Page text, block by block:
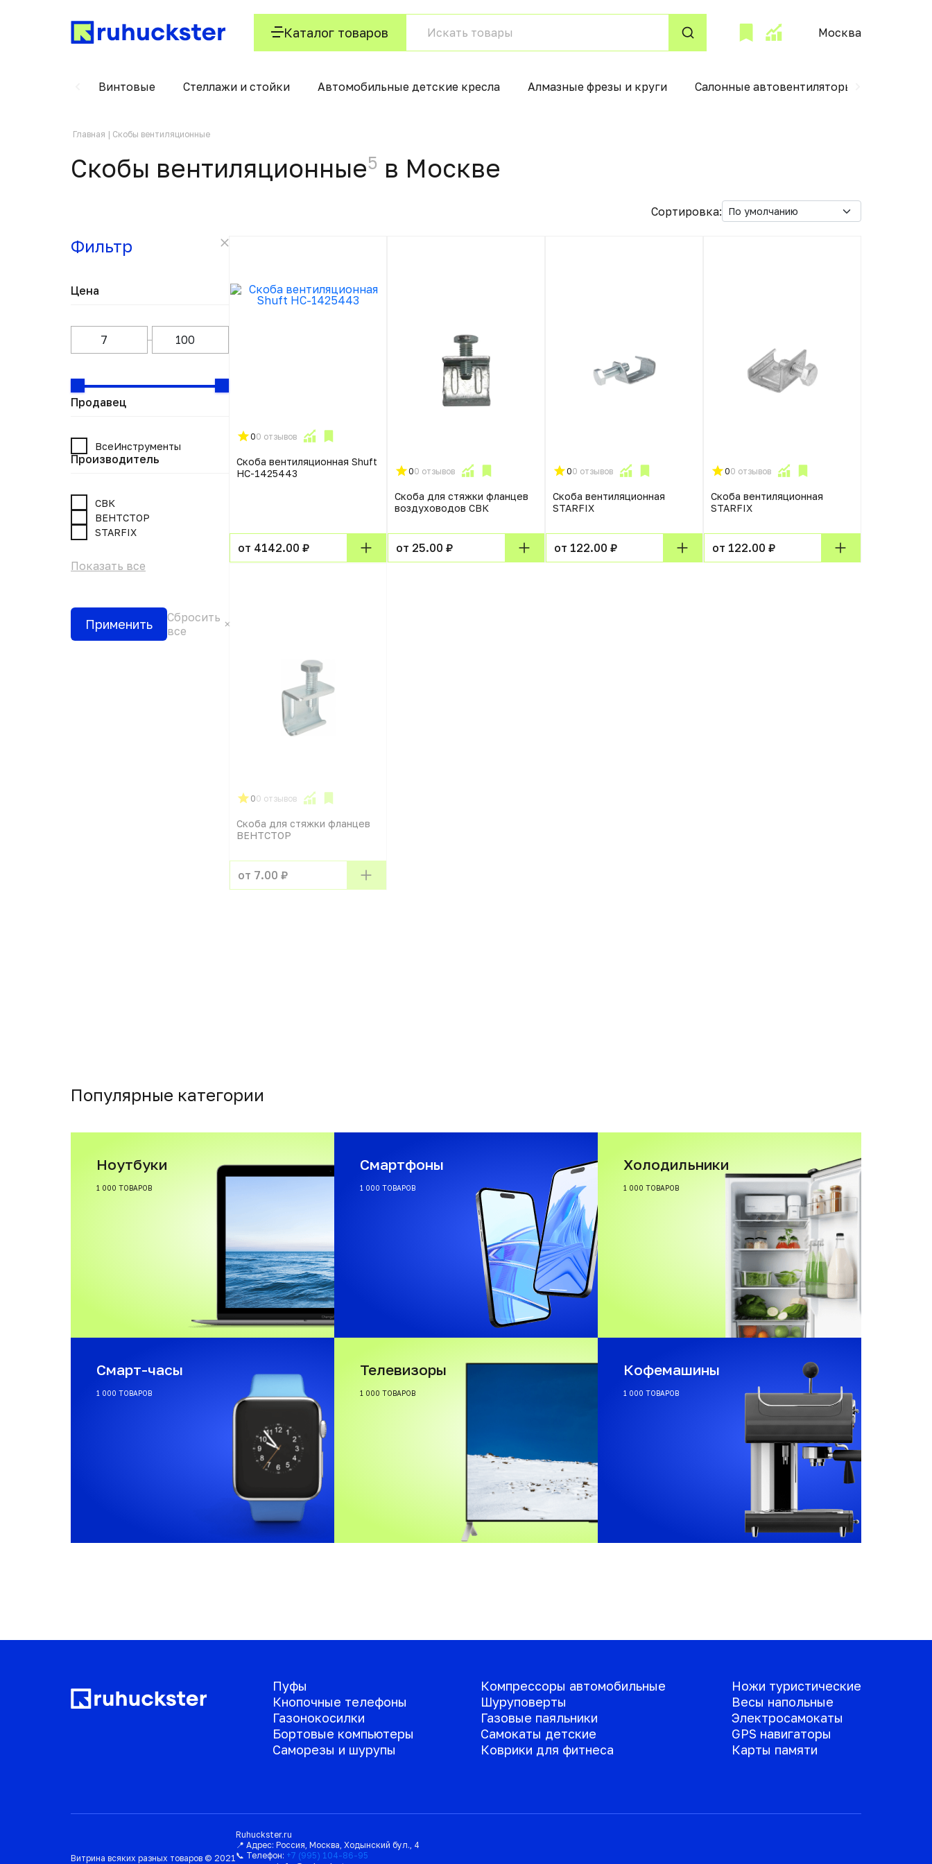
Каталог товаров Москва
Винтовые Стеллажи и стойки Автомобильные детские кресла Алмазные фрезы и круги Салонные автовентиляторы
Главная Скобы вентиляционные
Скобы вентиляционные5 в Москвe
Сортировка:
Фильтр
Цена
Продавец
ВсеИнструменты
Производитель
СВК
ВЕНТСТОР
STARFIX
Показать все
Применить
Сбросить
все
00 отзывов
Скоба вентиляционная Shuft
НС-1425443
от 4142.00 ₽
00 отзывов
Скоба для стяжки фланцев
воздуховодов СВК
от 25.00 ₽
00 отзывов
Скоба вентиляционная
STARFIX
от 122.00 ₽
00 отзывов
Скоба вентиляционная
STARFIX
от 122.00 ₽
00 отзывов
Скоба для стяжки фланцев
ВЕНТСТОР
от 7.00 ₽
Популярные категории
Ноутбуки
1 000 ТОВАРОВ
Смартфоны
1 000 ТОВАРОВ
Холодильники
1 000 ТОВАРОВ
Смарт-часы
1 000 ТОВАРОВ
Телевизоры
1 000 ТОВАРОВ
Кофемашины
1 000 ТОВАРОВ
Пуфы
Кнопочные телефоны
Газонокосилки
Бортовые компьютеры
Саморезы и шурупы
Компрессоры автомобильные
Шуруповерты
Газовые паяльники
Самокаты детские
Коврики для фитнеса
Ножи туристические
Весы напольные
Электросамокаты
GPS навигаторы
Карты памяти
Витрина всяких разных товаров © 2021
Ruhuckster.ru
📍 Адрес: Россия, Москва, Ходынский бул., 4
📞 Телефон: +7 (995) 104-86-95